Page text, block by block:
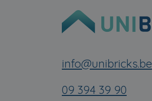
info@unibricks.be
09 394 39 90